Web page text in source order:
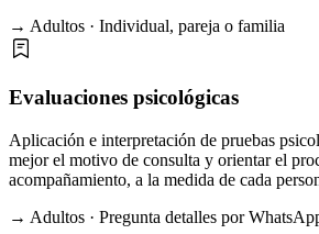
→ Adultos · Individual, pareja o familia
Evaluaciones psicológicas
Aplicación e interpretación de pruebas
mejor el motivo de consulta y orientar el
acompañamiento, a la medida de cada
→ Adultos · Pregunta detalles por